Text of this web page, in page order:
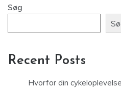
Søg
Recent Posts
Hvorfor din